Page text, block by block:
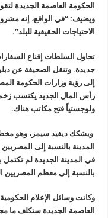
الحكومة العاصمة الجديدة
ويضيف: “في الواقع، إنه
الاحتياجات الحقيقية للبلد”.
تحاول السلطات إقناع
جديدة. وتنقل الصحيفة عن
إلى رؤية وزارات الحكومة
رأس المال الجديد يكتسب
ولوجستياً فتح مكاتب هناك.
ويشكك ديفيد سيمز، وهو
المدينة بالنسبة إلى
في المدينة الجديدة لم
بالنسبة إلى معظم المصريين